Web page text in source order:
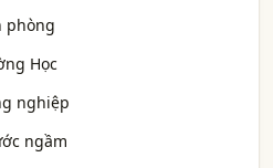
phòng
Học
nghiệp
ngầm